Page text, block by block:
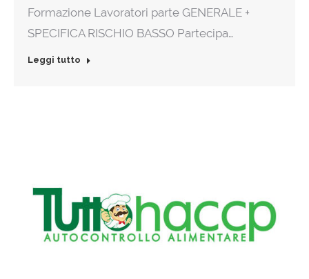
Formazione Lavoratori parte GENERALE +
SPECIFICA RISCHIO BASSO Partecipa…
Leggi tutto